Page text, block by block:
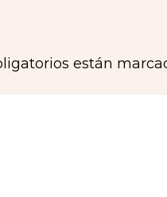
están